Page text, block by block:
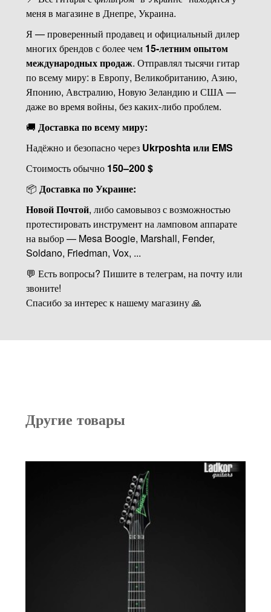
меня в магазине в Днепре, Украина.
Я — проверенный продавец и официальный дилер
многих брендов с более чем 15-летним опытом
международных продаж. Отправлял тысячи гитар
по всему миру: в Европу, Великобританию, Азию,
Японию, Австралию, Новую Зеландию и США —
даже во время войны, без каких-либо проблем.
🚚 Доставка по всему миру:
Надёжно и безопасно через Ukrposhta или EMS
Стоимость обычно 150–200 $
📦 Доставка по Украине:
Новой Почтой, либо самовывоз с возможностью
протестировать инструмент на ламповом аппарате
на выбор — Mesa Boogie, Marshall, Fender,
Soldano, Friedman, Vox, ...
💬 Есть вопросы? Пишите в телеграм, на почту или
звоните!
Спасибо за интерес к нашему магазину 🙏
Другие товары